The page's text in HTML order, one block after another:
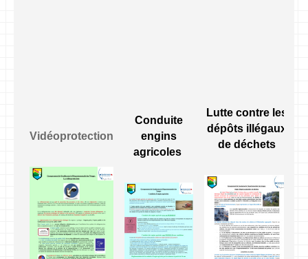
Vidéoprotection
Conduite
engins
agricoles
Lutte contre les
dépôts illégaux
de déchets